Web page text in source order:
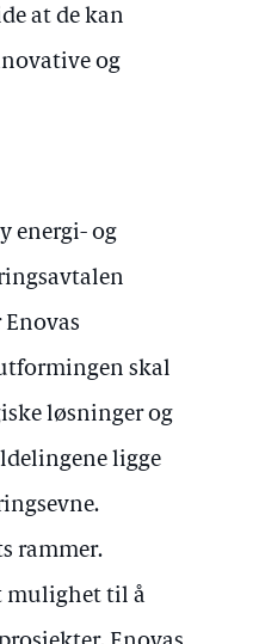
at de kan
og
energi- og
skal
løsninger og
ligge
rammer.
mulighet til å